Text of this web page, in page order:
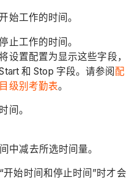
始工作的时间。
止工作的时间。
设置配置为显示这些字段，
和 Stop 字段。请参阅配
级别考勤表。
间。
中减去所选时间量。
开始时间和停止时间”时才会